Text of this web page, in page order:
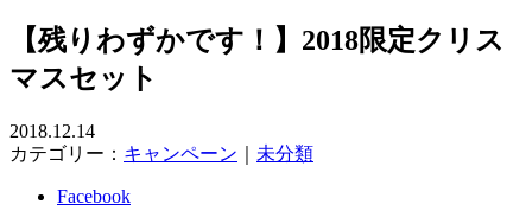
【残りわずかです！】2018限定クリス
マスセット
2018.12.14
カテゴリー： キャンペーン 未分類
Facebook